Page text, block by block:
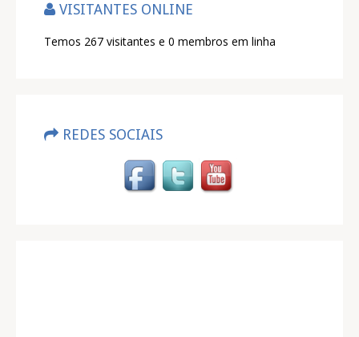
VISITANTES ONLINE
Temos 267 visitantes e 0 membros em linha
REDES SOCIAIS